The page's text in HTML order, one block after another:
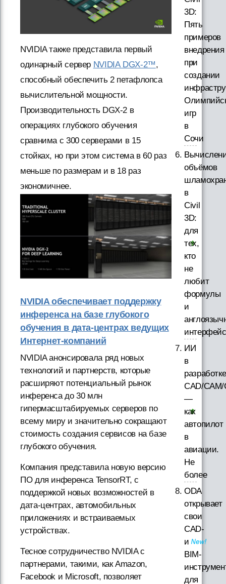
NVIDIA также представила первый
одинарный сервер NVIDIA DGX-2™,
способный обеспечить 2 петафлопса
вычислительной мощности.
Производительность DGX-2 в
операциях глубокого обучения
сравнима с 300 серверами в 15
стойках, но при этом система в 60 раз
меньше по размерам и в 18 раз
экономичнее.
NVIDIA обеспечивает поддержку
инференса на базе глубокого
обучения в дата-центрах ведущих
Интернет-компаний
NVIDIA анонсировала ряд новых
технологий и партнерств, которые
расширяют потенциальный рынок
инференса до 30 млн
гипермасштабируемых серверов по
всему миру и значительно сокращают
стоимость создания сервисов на базе
глубокого обучения.
Компания представила новую версию
ПО для инференса TensorRT, с
поддержкой новых возможностей в
дата-центрах, автомобильных
приложениях и встраиваемых
устройствах.
Тесное сотрудничество NVIDIA с
партнерами, такими, как Amazon,
Facebook и Microsoft, позволяет
3D:
Пять
примеров
внедрения
при
создании
игр
в
Сочи
объёмов
в
Civil
3D:
для
тех,
кто
не
любит
формулы
и
ИИ
в
разработке
CAD/
—
как
автопилот
в
авиации.
Не
более
ODA
открывает
свои
CAD-
и
BIM-
для